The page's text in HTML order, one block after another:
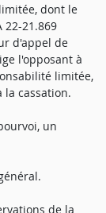
dont le
22-21.869
d'appel de
l'opposant à
limitée,
la cassation.
un
de la